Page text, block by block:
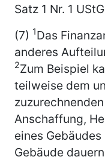
Satz 1 Nr. 1
(7) 1Das
anderes
2Zum Beispiel
teilweise dem
Anschaffung,
eines
Gebäude